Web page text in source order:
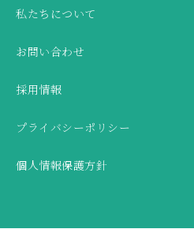
私たちについて
お問い合わせ
採用情報
プライバシーポリシー
個人情報保護方針